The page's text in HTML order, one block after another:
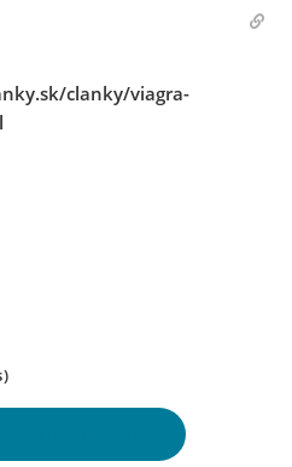
clanky/viagra-